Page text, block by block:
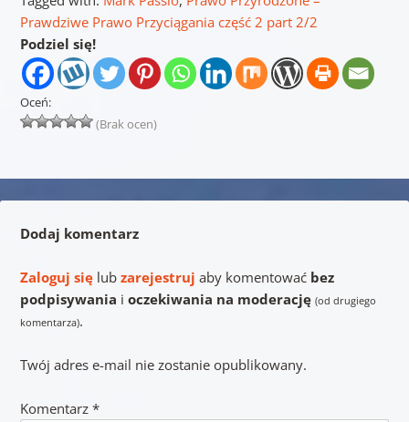
Prawdziwe Prawo Przyciągania część 2 part 2/2
Podziel się!
Oceń:
(Brak ocen)
Dodaj komentarz
Zaloguj sięlub zarejestruj aby komentować bez
podpisywania i oczekiwania na moderację (od drugiego
komentarza).
Twój adres e-mail nie zostanie opublikowany.
Komentarz *